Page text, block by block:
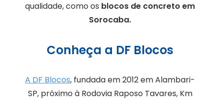
qualidade, como os blocos de concreto em
Sorocaba.
Conheça a DF Blocos
A DF Blocos, fundada em 2012 em Alambari-
SP, próximo à Rodovia Raposo Tavares, Km